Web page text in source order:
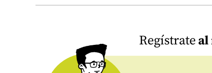
Regístrateal